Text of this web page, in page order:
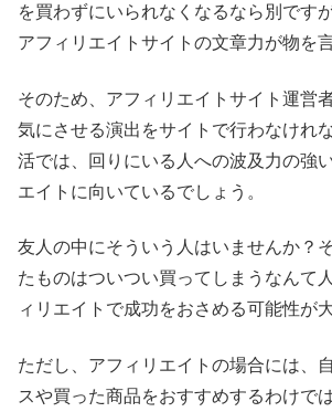
を買わずにいられなくなるなら別です
アフィリエイトサイトの文章力が物を
そのため、アフィリエイトサイト運営
気にさせる演出をサイトで行わなけれ
活では、回りにいる人への波及力の強
エイトに向いているでしょう。
友人の中にそういう人はいませんか？
たものはついつい買ってしまうなんて
ィリエイトで成功をおさめる可能性が大
ただし、アフィリエイトの場合には、
スや買った商品をおすすめするわけで